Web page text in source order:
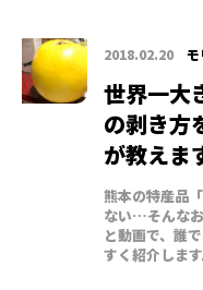
2018.02.20 モ
世界一大
の剥き方
が教えま
熊本の特産品
ない…そんな
と動画で、誰
すく紹介します